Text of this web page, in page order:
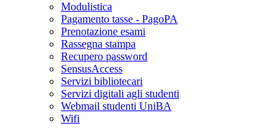
Modulistica
Pagamento tasse - PagoPA
Prenotazione esami
Rassegna stampa
Recupero password
SensusAccess
Servizi bibliotecari
Servizi digitali agli studenti
Webmail studenti UniBA
Wifi